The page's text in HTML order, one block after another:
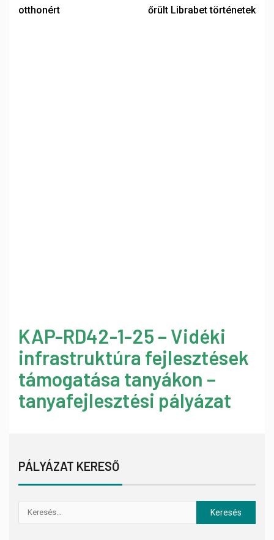
otthonért
őrült Librabet történetek
KAP-RD42-1-25 – Vidéki
infrastruktúra fejlesztések
támogatása tanyákon –
tanyafejlesztési pályázat
PÁLYÁZAT KERESŐ